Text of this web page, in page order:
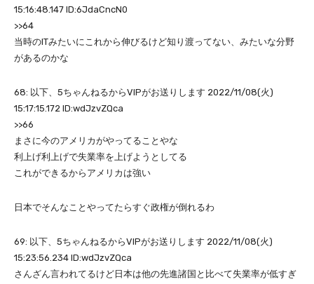
15:16:48.147 ID:6JdaCncN0
>>64
当時のITみたいにこれから伸びるけど知り渡ってない、みたいな分野
があるのかな
68: 以下、5ちゃんねるからVIPがお送りします 2022/11/08(火)
15:17:15.172 ID:wdJzvZQca
>>66
まさに今のアメリカがやってることやな
利上げ利上げで失業率を上げようとしてる
これができるからアメリカは強い
日本でそんなことやってたらすぐ政権が倒れるわ
69: 以下、5ちゃんねるからVIPがお送りします 2022/11/08(火)
15:23:56.234 ID:wdJzvZQca
さんざん言われてるけど日本は他の先進諸国と比べて失業率が低すぎ